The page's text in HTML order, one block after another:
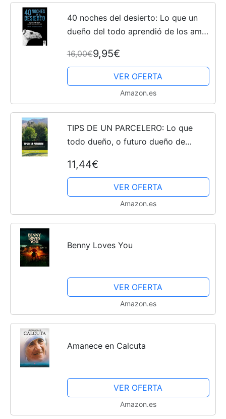
40 noches del desierto: Lo que un
dueño del todo aprendió de los amos
16,00€9,95€
VER OFERTA
Amazon.es
TIPS DE UN PARCELERO: Lo que
todo dueño, o futuro dueño de
11,44€
VER OFERTA
Amazon.es
Benny Loves You
VER OFERTA
Amazon.es
Amanece en Calcuta
VER OFERTA
Amazon.es